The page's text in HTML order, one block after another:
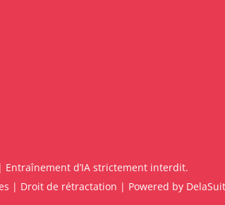
d’IA strictement interdit.
| Droit de rétractation | Powered by